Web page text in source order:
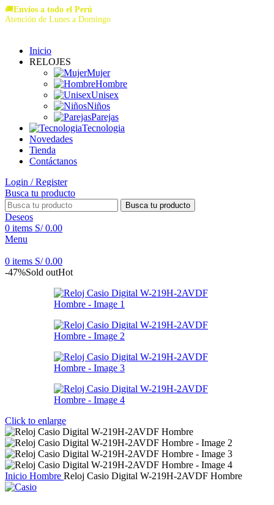
🚚Envíos a todo el Perú
Atención de Lunes a Domingo
Inicio
RELOJES
Mujer
Hombre
Unisex
Niños
Parejas
Tecnologia
Novedades
Tienda
Contáctanos
Login / Register
Busca tu producto
Busca tu producto
Deseos
0 items S/0.00
Menu
0 items S/0.00
-47%Sold outHot
Click to enlarge
Inicio Hombre Reloj Casio Digital W-219H-2AVDF Hombre